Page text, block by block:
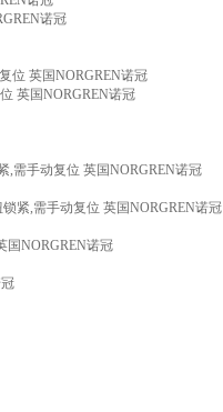
诺冠
位 英国NORGREN诺冠
英国NORGREN诺冠
,需手动复位 英国NORGREN诺冠
紧,需手动复位 英国NORGREN诺冠
国NORGREN诺冠